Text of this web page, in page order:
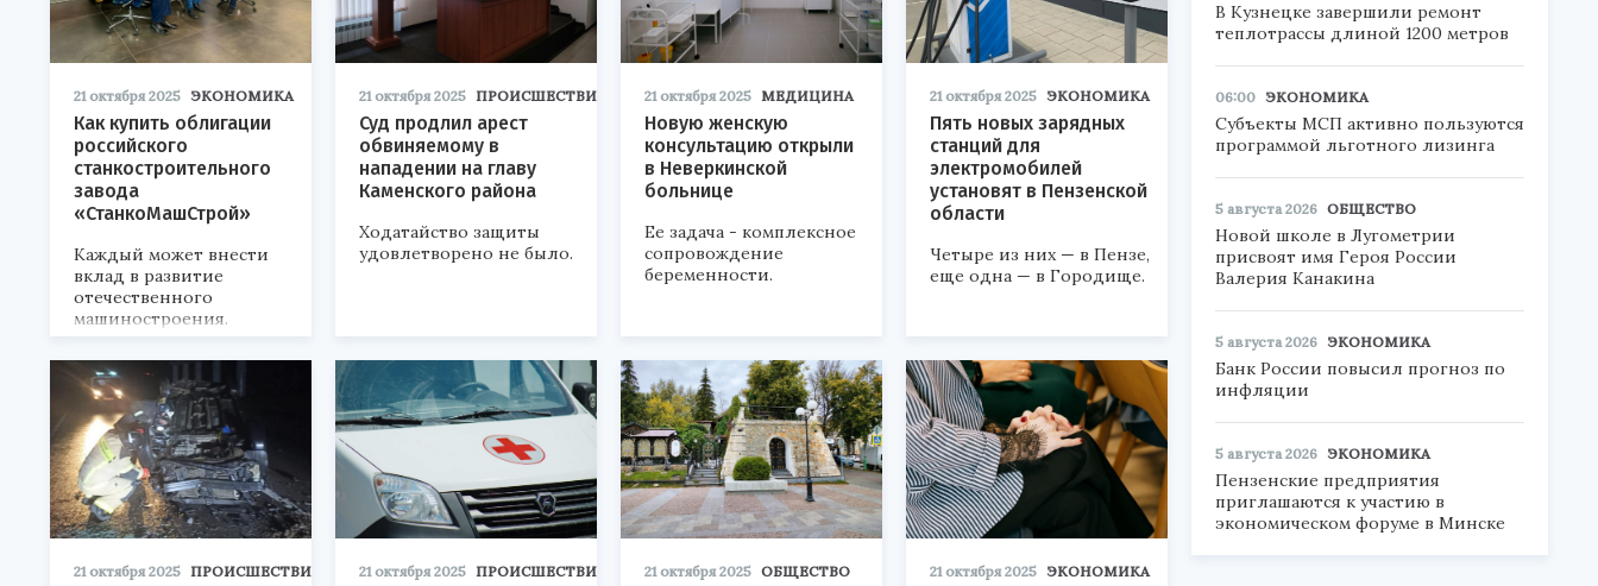
21 октября 2025 ЭКОНОМИКА
Как купить облигации
российского
станкостроительного
завода
«СтанкоМашСтрой»
Каждый может внести
вклад в развитие
отечественного
машиностроения.
21 октября 2025 ПРОИСШЕСТВИЯ
Суд продлил арест
обвиняемому в
нападении на главу
Каменского района
Ходатайство защиты
удовлетворено не было.
21 октября 2025 МЕДИЦИНА
Новую женскую
консультацию открыли
в Неверкинской
больнице
Ее задача - комплексное
сопровождение
беременности.
21 октября 2025 ЭКОНОМИКА
Пять новых зарядных
станций для
электромобилей
установят в Пензенской
области
Четыре из них — в Пензе,
еще одна — в Городище.
21 октября 2025 ПРОИСШЕСТВИЯ 21 октября 2025 ПРОИСШЕСТВИЯ 21 октября 2025 ОБЩЕСТВО 21 октября 2025 ЭКОНОМИКА
В Кузнецке завершили ремонт
теплотрассы длиной 1200 метров
06:00 ЭКОНОМИКА
Субъекты МСП активно пользуются
программой льготного лизинга
5 августа 2026 ОБЩЕСТВО
Новой школе в Лугометрии
присвоят имя Героя России
Валерия Канакина
5 августа 2026 ЭКОНОМИКА
Банк России повысил прогноз по
инфляции
5 августа 2026 ЭКОНОМИКА
Пензенские предприятия
приглашаются к участию в
экономическом форуме в Минске